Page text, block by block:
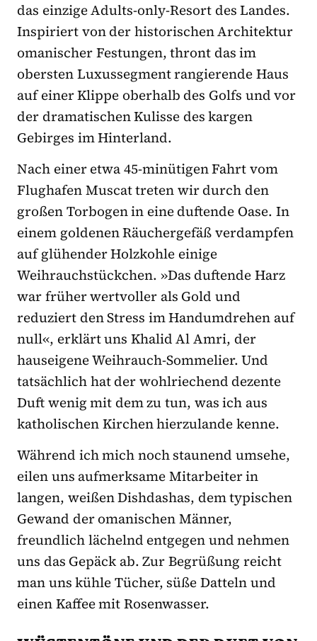
das einzige Adults-only-Resort des Landes.
Inspiriert von der historischen Architektur
omanischer Festungen, thront das im
obersten Luxussegment rangierende Haus
auf einer Klippe oberhalb des Golfs und vor
der dramatischen Kulisse des kargen
Gebirges im Hinterland.
Nach einer etwa 45-minütigen Fahrt vom
Flughafen Muscat treten wir durch den
großen Torbogen in eine duftende Oase. In
einem goldenen Räuchergefäß verdampfen
auf glühender Holzkohle einige
Weihrauchstückchen. »Das duftende Harz
war früher wertvoller als Gold und
reduziert den Stress im Handumdrehen auf
null«, erklärt uns Khalid Al Amri, der
hauseigene Weihrauch-Sommelier. Und
tatsächlich hat der wohlriechend dezente
Duft wenig mit dem zu tun, was ich aus
katholischen Kirchen hierzulande kenne.
Während ich mich noch staunend umsehe,
eilen uns aufmerksame Mitarbeiter in
langen, weißen Dishdashas, dem typischen
Gewand der omanischen Männer,
freundlich lächelnd entgegen und nehmen
uns das Gepäck ab. Zur Begrüßung reicht
man uns kühle Tücher, süße Datteln und
einen Kaffee mit Rosenwasser.